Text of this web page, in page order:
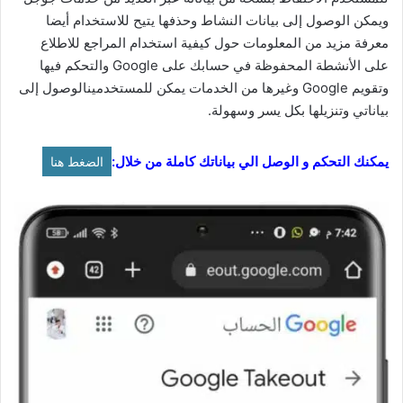
ويمكن الوصول إلى بيانات النشاط وحذفها يتيح للاستخدام أيضا
معرفة مزيد من المعلومات حول كيفية استخدام المراجع للاطلاع
على الأنشطة المحفوظة في حسابك على Google والتحكم فيها
وتقويم Google وغيرها من الخدمات يمكن للمستخدمينالوصول إلى
بياناتي وتنزيلها بكل يسر وسهولة.
يمكنك التحكم و الوصل الي بياناتك كاملة من خلال: الضغط هنا